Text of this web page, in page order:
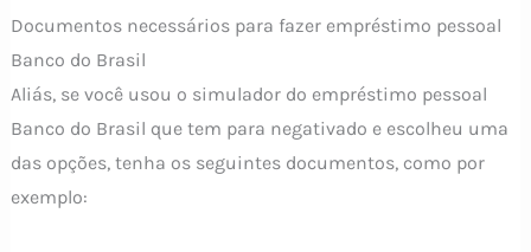
Documentos necessários para fazer empréstimo pessoal
Banco do Brasil
Aliás, se você usou o simulador do empréstimo pessoal
Banco do Brasil que tem para negativado e escolheu uma
das opções, tenha os seguintes documentos, como por
exemplo: